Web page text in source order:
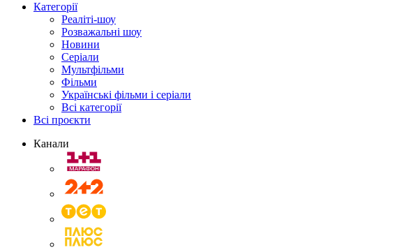
Категорії
Реаліті-шоу
Розважальні шоу
Новини
Серіали
Мультфільми
Фільми
Українські фільми і серіали
Всі категорії
Всі проєкти
Канали